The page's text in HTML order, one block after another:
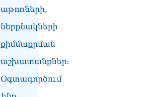
աթոռների,
ներքնակների
քիմմաքրման
աշխատանքներ:
Օգտագործում
արցախցիները
ազատ արձակվեն․
Բեգլարյան
08.08.2026